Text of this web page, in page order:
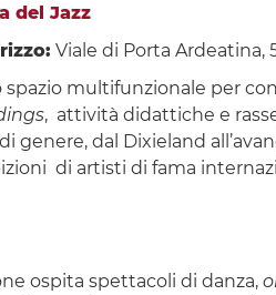
del Jazz
Viale di Porta Ardeatina,
spazio multifunzionale per
, attività didattiche e
genere, dal Dixieland
di artisti di fama
ospita spettacoli di danza,